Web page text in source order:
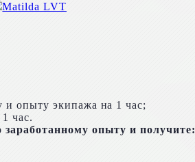
Matilda LVT
и опыту экипажа на 1 час;
час.
опыту и получите: